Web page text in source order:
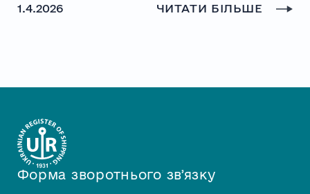
1.4.2026 ЧИТАТИ БІЛЬШЕ
Форма зворотнього звʼязку